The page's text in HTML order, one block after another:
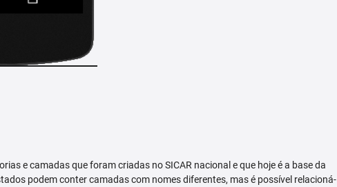
e camadas que foram criadas no SICAR nacional e que hoje é a base da
podem conter camadas com nomes diferentes, mas é possível relacioná-